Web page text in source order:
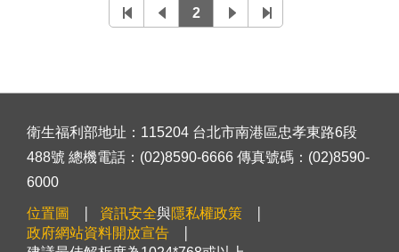
2
衛生福利部地址：115204 台北市南港區忠孝東路6段
488號 總機電話：(02)8590-6666 傳真號碼：(02)8590-
6000
位置圖 資訊安全與隱私權政策
政府網站資料開放宣告